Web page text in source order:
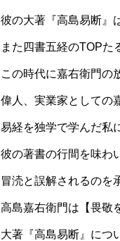
彼の大著『高島易断』
また四書五経のTOPた
この時代に嘉右衛門の
偉人、実業家としての
易経を独学で学んだ私
彼の著書の行間を味わ
冒涜と誤解されるのを
高島嘉右衛門は【畏敬
大著『高島易断』につ